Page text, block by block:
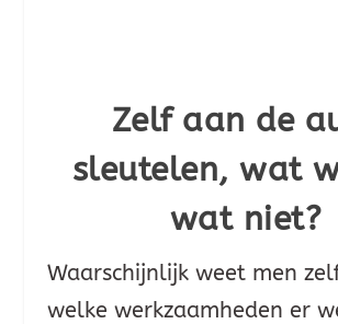
Zelf aan de
sleutelen, wat
wat niet?
Waarschijnlijk weet men
welke werkzaamheden er